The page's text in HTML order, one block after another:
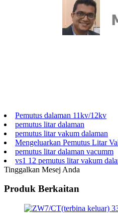
Pemutus dalaman 11kv/12kv
pemutus litar dalaman
pemutus litar vakum dalaman
Mengeluarkan Pemutus Litar
pemutus litar dalaman vacumm
vs1 12 pemutus litar vakum
Tinggalkan Mesej Anda
Produk Berkaitan